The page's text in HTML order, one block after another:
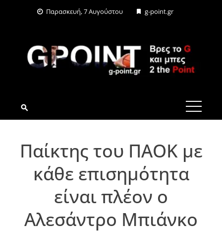
Παρασκευή, 7 Αυγούστου g-point.gr
G-POINT.GR
Παίκτης του ΠΑΟΚ με
κάθε επισημότητα
είναι πλέον ο
Αλεσάντρο Μπιάνκο